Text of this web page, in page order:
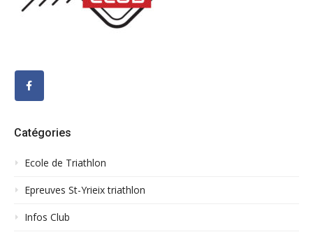
Catégories
Ecole de Triathlon
Epreuves St-Yrieix triathlon
Infos Club